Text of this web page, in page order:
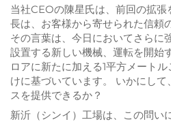
当社CEOの陳星氏は、前回の拡
長は、お客様から寄せられた信頼
その言葉は、今日においてさらに
設置する新しい機械、運転を開始
ロアに新たに加える1平方メート
けに基づいています。 いかにして
スを提供できるか？
新沂（シンイ）工場は、この問い